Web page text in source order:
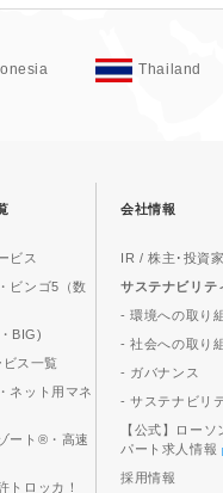
Thailand
ビス
ビンゴ5（数
BIG)
ス一覧
ネット用マネ
ート®・高速
トロッカ！
会社情報
IR / 株主･投資
サステナビリテ
- 環境への取り
- 社会への取り
- ガバナンス
- サステナビリ
【公式】ロー
パート求人情報
採用情報